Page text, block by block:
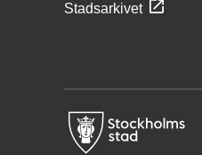
Stadsarkivet